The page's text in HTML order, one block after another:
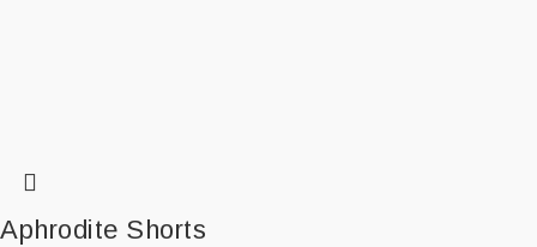
Aphrodite Shorts